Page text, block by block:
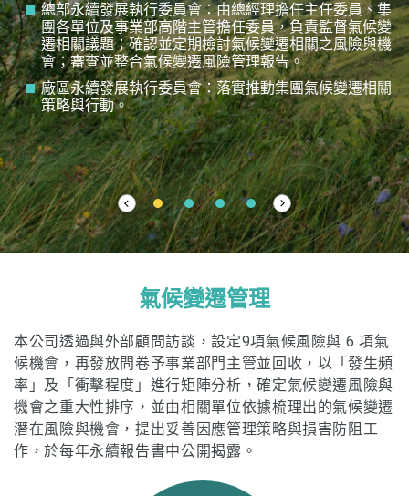
總部永續發展執行委員會：由總經理擔任主任委員、集
團各單位及事業部高階主管擔任委員，負責監督氣候變
遷相關議題；確認並定期檢討氣候變遷相關之風險與機
會；審查並整合氣候變遷風險管理報告。
廠區永續發展執行委員會：落實推動集團氣候變遷相關
策略與行動。
氣候變遷管理
本公司透過與外部顧問訪談，設定9項氣候風險與 6 項氣
候機會，再發放問卷予事業部門主管並回收，以「發生頻
率」及「衝擊程度」進行矩陣分析，確定氣候變遷風險與
機會之重大性排序，並由相關單位依據梳理出的氣候變遷
潛在風險與機會，提出妥善因應管理策略與損害防阻工
作，於每年永續報告書中公開揭露。